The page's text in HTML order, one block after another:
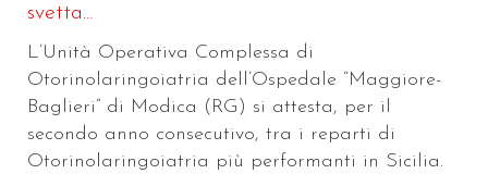
svetta...
L’Unità Operativa Complessa di
Otorinolaringoiatria dell’Ospedale “Maggiore-
Baglieri” di Modica (RG) si attesta, per il
secondo anno consecutivo, tra i reparti di
Otorinolaringoiatria più performanti in Sicilia.